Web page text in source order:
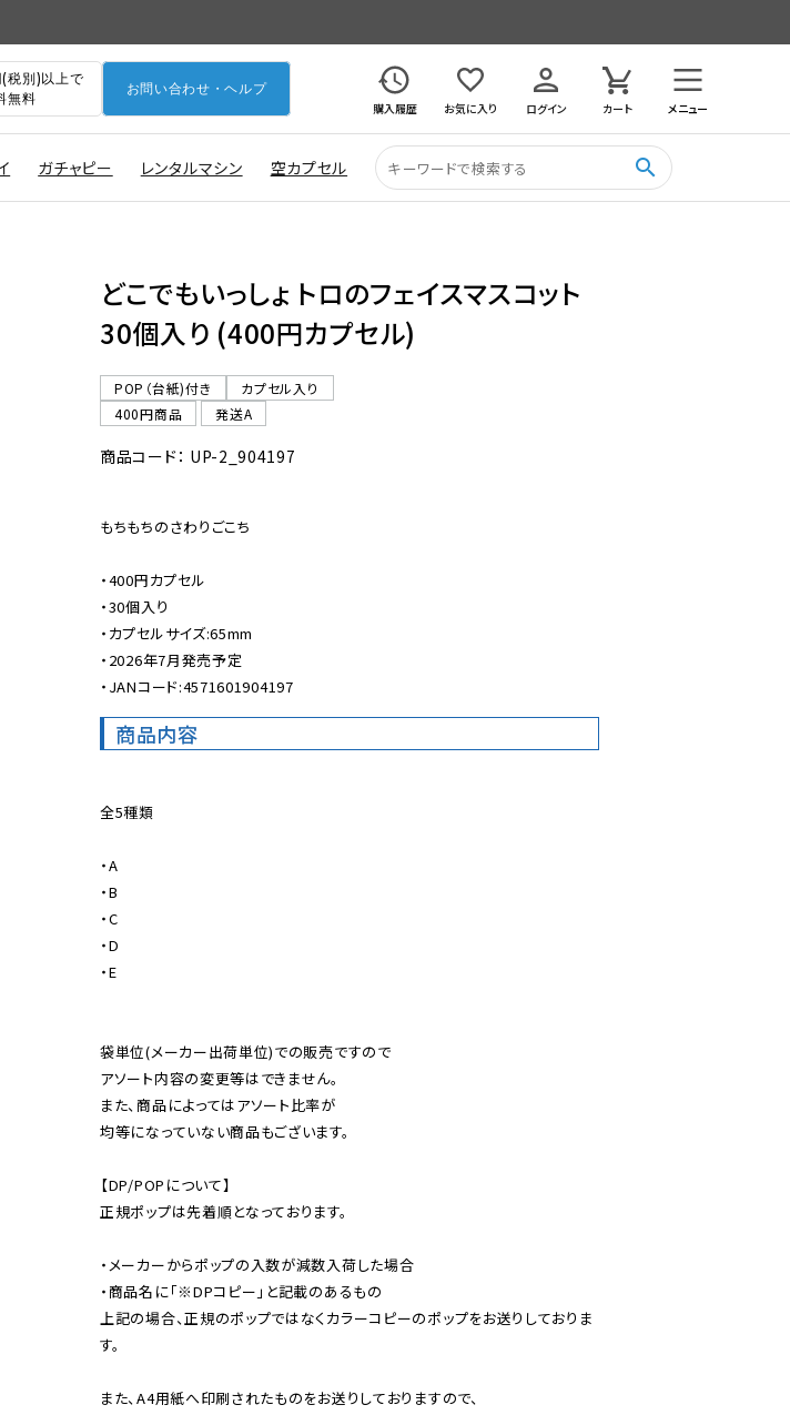
別)以上で
無料
お問い合わせ・ヘルプ
購入履歴
お気に入り ログイン カート メニュー
ガチャピー レンタルマシン 空カプセル search
どこでもいっしょ トロのフェイスマスコット
30個入り (400円カプセル)
POP（台紙)付き
カプセル入り
400円商品
発送A
商品コード： UP-2_904197
もちもちのさわりごこち
・400円カプセル
・30個入り
・カプセルサイズ:65mm
・2026年7月発売予定
・JANコード:4571601904197
商品内容
全5種類
・A
・B
・C
・D
・E
袋単位(メーカー出荷単位)での販売ですので
アソート内容の変更等はできません。
また、商品によってはアソート比率が
均等になっていない商品もございます。
【DP/POPについて】
正規ポップは先着順となっております。
・メーカーからポップの入数が減数入荷した場合
・商品名に「※DPコピー」と記載のあるもの
上記の場合、正規のポップではなくカラーコピーのポップをお送りしておりま
す。
また、A4用紙へ印刷されたものをお送りしておりますので、